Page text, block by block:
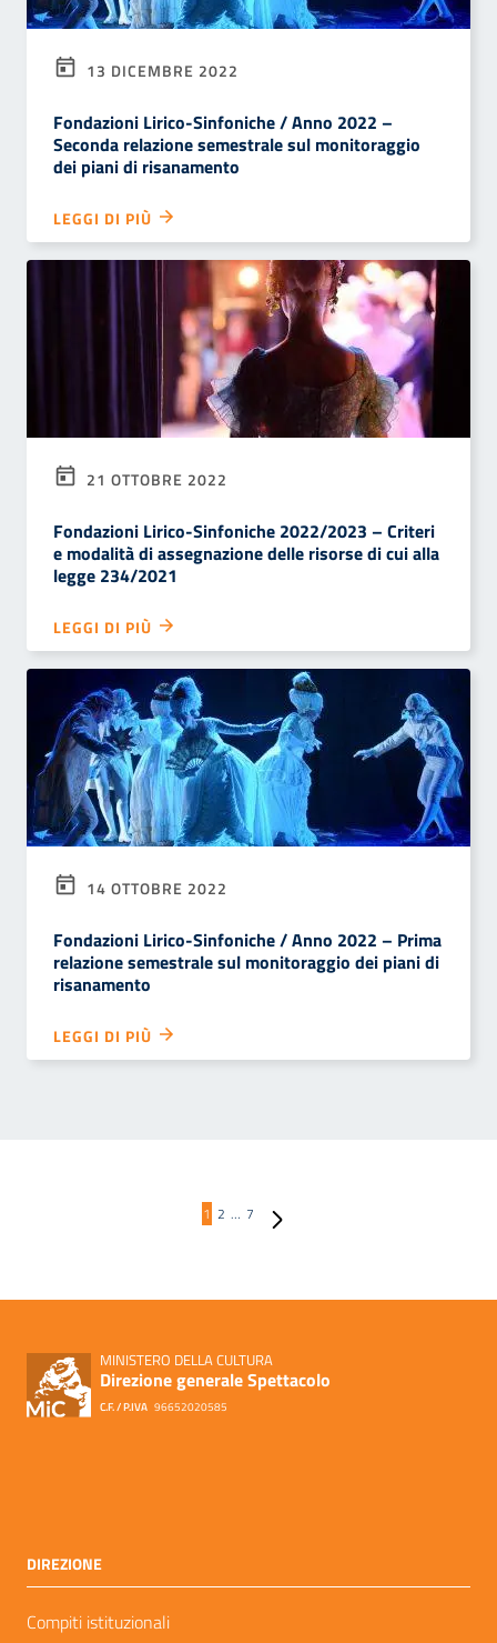
13 DICEMBRE 2022
Fondazioni Lirico-Sinfoniche / Anno 2022 –
Seconda relazione semestrale sul monitoraggio
dei piani di risanamento
LEGGI DI PIÙ
21 OTTOBRE 2022
Fondazioni Lirico-Sinfoniche 2022/2023 – Criteri
e modalità di assegnazione delle risorse di cui alla
legge 234/2021
LEGGI DI PIÙ
14 OTTOBRE 2022
Fondazioni Lirico-Sinfoniche / Anno 2022 – Prima
relazione semestrale sul monitoraggio dei piani di
risanamento
LEGGI DI PIÙ
1 2 … 7
MINISTERO DELLA CULTURA
Direzione generale Spettacolo
C.F. / P.IVA 96652020585
DIREZIONE
Compiti istituzionali